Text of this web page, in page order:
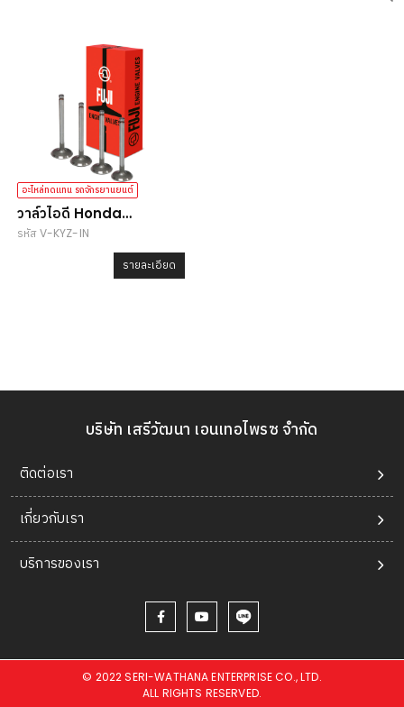
อะไหล่ทดแทน รถจักรยานยนต์
วาล์วไอดี Honda
Wave125i
รหัส V-KYZ-IN
รายละเอียด
บริษัท เสรีวัฒนา เอนเทอไพรซ จำกัด
ติดต่อเรา
เกี่ยวกับเรา
บริการของเรา
© 2022 SERI-WATHANA ENTERPRISE CO., LTD.
ALL RIGHTS RESERVED.